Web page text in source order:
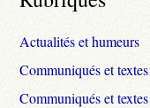
Actualités et humeurs
Communiqués et
Communiqués et